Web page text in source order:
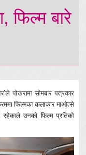
फिल्म बारे
पोखरामा सोमबार पत्रकार
फिल्मका कलाकार माओत्से
रहेकाले उनको फिल्म प्रतिको